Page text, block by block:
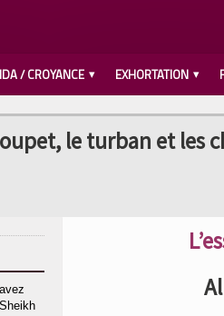
/ CROYANCE EXHORTATION
le turban et les